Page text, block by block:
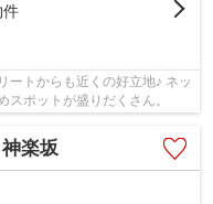
件
ートからも近くの好立地♪ ネッ
スポットが盛りだくさん。
楽坂